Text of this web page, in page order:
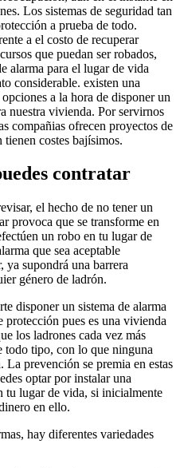
Los sistemas de seguridad tan
a prueba de todo.
a el costo de recuperar
que puedan ser robados,
alarma para el lugar de vida
considerable. existen una
a la hora de disponer un
nuestra vivienda. Por servirnos
compañias ofrecen proyectos de
tienen costes bajísimos.
contratar
el hecho de no tener un
provoca que se transforme en
un robo en tu lugar de
que sea aceptable
ya supondrá una barrera
género de ladrón.
disponer un sistema de alarma
protección pues es una vivienda
los ladrones cada vez más
todo tipo, con lo que ninguna
La prevención se premia en estas
optar por instalar una
tu lugar de vida, si inicialmente
en ello.
hay diferentes variedades